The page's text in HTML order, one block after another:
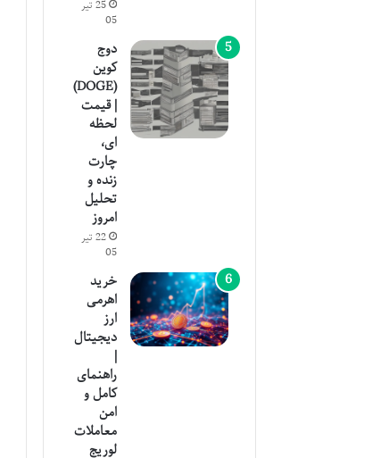
25 تیر
05
دوج
کوین
(DOGE)
| قیمت
لحظه
ای،
چارت
زنده و
تحلیل
امروز
22 تیر
05
خرید
اهرمی
ارز
دیجیتال
|
راهنمای
کامل و
امن
معاملات
لوریج